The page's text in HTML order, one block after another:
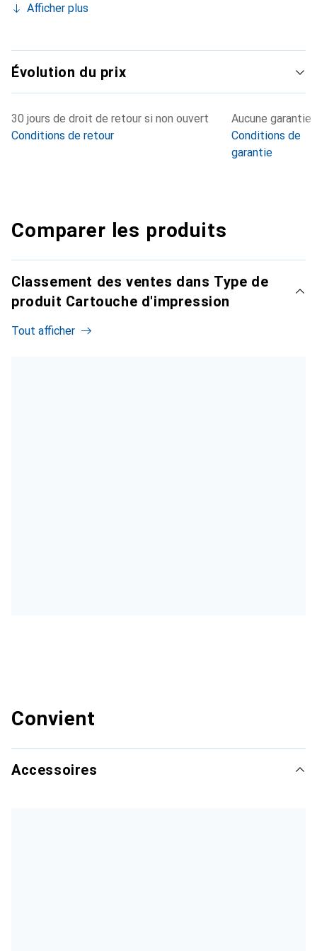
Afficher plus
Évolution du prix
30 jours de droit de retour si non ouvert
Conditions de retour
Aucune garantie
Conditions de
garantie
Comparer les produits
Classement des ventes dans Type de
produit Cartouche d'impression
Tout afficher
Convient
Accessoires